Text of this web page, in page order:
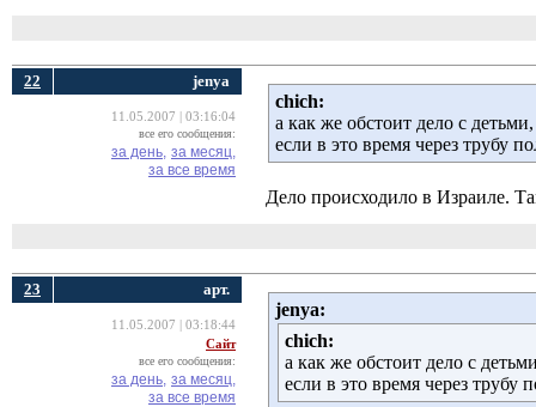
22 jenya
11.05.2007 | 03:16:04
все его сообщения:
за день, за месяц,
за все время
chich:
а как же обстоит дело с
если в это время через трубу
Дело происходило в Израиле.
23 арт.
11.05.2007 | 03:18:44
Сайт
все его сообщения:
за день, за месяц,
за все время
jenya:
chich:
а как же обстоит дело с
если в это время через трубу